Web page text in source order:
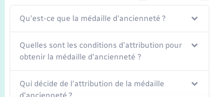
Qu'est-ce que la médaille d'ancienneté ?
Quelles sont les conditions d'attribution pour
obtenir la médaille d'ancienneté ?
Qui décide de l'attribution de la médaille